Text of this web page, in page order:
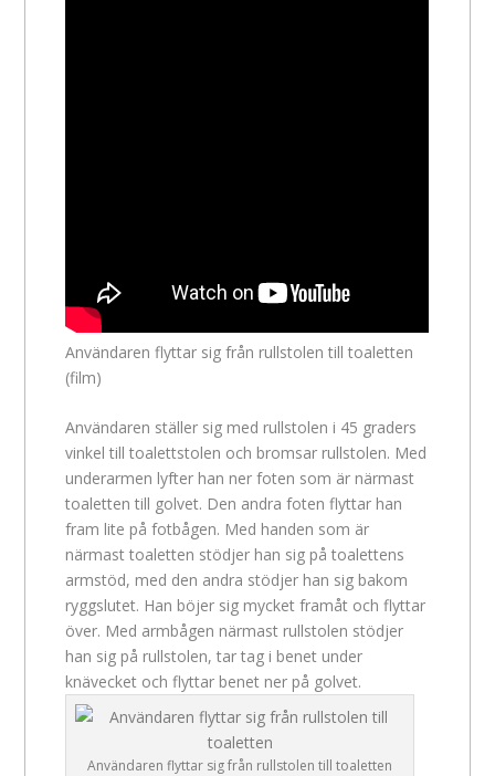
Användaren flyttar sig från rullstolen till toaletten
(film)
Användaren ställer sig med rullstolen i 45 graders
vinkel till toalettstolen och bromsar rullstolen. Med
underarmen lyfter han ner foten som är närmast
toaletten till golvet. Den andra foten flyttar han
fram lite på fotbågen. Med handen som är
närmast toaletten stödjer han sig på toalettens
armstöd, med den andra stödjer han sig bakom
ryggslutet. Han böjer sig mycket framåt och flyttar
över. Med armbågen närmast rullstolen stödjer
han sig på rullstolen, tar tag i benet under
knävecket och flyttar benet ner på golvet.
Användaren flyttar sig från rullstolen till toaletten